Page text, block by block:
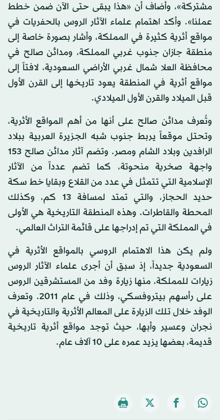
مشتركة»، وأضاف أن «هذا يبقى حتى الآن ضمن خطط
عملنا». وأكد اهتمام علماء الآثار الروس بالحفريات في
مواقع أثرية كثيرة في المملكة، وأشار بصورة خاصة إلى
منطقة جازان جنوب غربي المملكة، ومدائن صالح في
محافظة العلا شمال غربي الأراضي السعودية، لافتاً إلى
مواقع أثرية في المنطقة يعود تاريخها إلى القرن الأول
قبل الميلاد والقرن الأول الميلادي.
وتُعرف مدائن صالح على أنها من أهم المواقع الأثرية،
وتحتل موقعاً يربط جنوب شبه الجزيرة العربية ببلاد
الرافدين وبلاد الشام ومصر. وتضم آثار مدائن صالح 153
واجهة صخرية منحوتة، كما تضم عدداً من الآثار
الإسلامية التي تتمثل في عدد من القلاع وبقايا خط سكة
حديد الحجاز، والتي تمتد لمسافة 13 كم، وكذلك
المحطة والقاطرات. وهذه المنطقة التاريخية هي الأولى
في المملكة التي تم إدراجها على قائمة التراث العالمي.
ولم يكن هذا الاهتمام الروسي بالمواقع الأثرية في
السعودية جديداً، إذ سبق أن أجرى علماء الآثار الروس
زيارات للمملكة، منها زيارة وفد من المستشرقين الروس
على رأسهم بيتروفسكي، وذلك في عام 2011. وتعرف
الوفد خلال تلك الزيارة على المعالم الأثرية والتاريخية في
نجران وعسير وأبها، حيث توجد مواقع أثرية تاريخية
قديمة، بعضها يزيد عمره على 10 آلاف عام.